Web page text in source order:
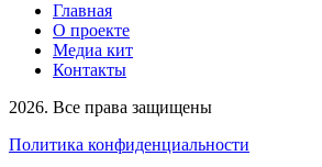
Главная
О проекте
Медиа кит
Контакты
2026. Все права защищены
Политика конфиденциальности